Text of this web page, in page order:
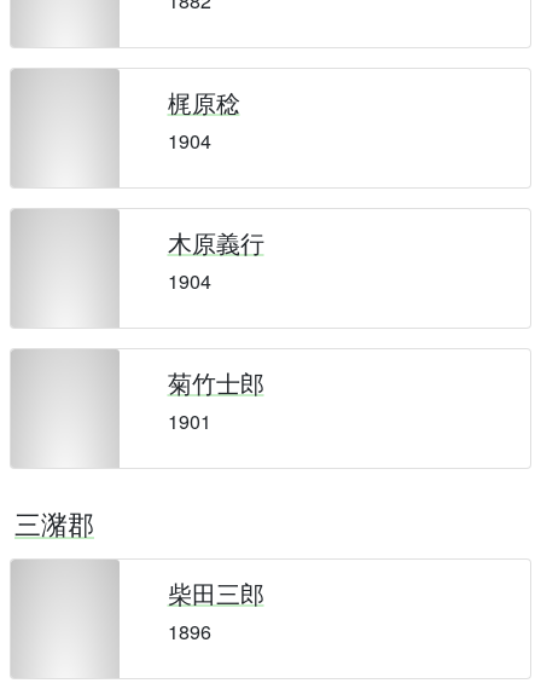
梶原稔
1904
木原義行
1904
菊竹士郎
1901
三潴郡
柴田三郎
1896